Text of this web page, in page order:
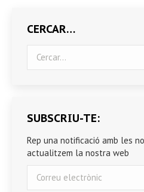
CERCAR…
SUBSCRIU-TE:
Rep una notificació amb les
actualitzem la nostra web
electrònic